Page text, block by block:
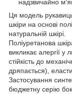
надзвичайно
Ця модель рукавиць
шкіри на основі
натуральній шкірі.
Поліуретанова
викликає алергії
стійкість до
дряпається),
Застосування
бюджетну серію